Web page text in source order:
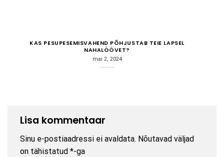
KAS PESUPESEMISVAHEND PÕHJUSTAB TEIE LAPSEL
NAHALÖÖVET?
mai 2, 2024
Lisa kommentaar
Sinu e-postiaadressi ei avaldata. Nõutavad väljad
on tähistatud *-ga